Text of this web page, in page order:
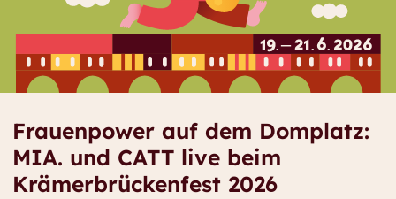
Frauenpower auf dem Domplatz:
MIA. und CATT live beim
Krämerbrückenfest 2026